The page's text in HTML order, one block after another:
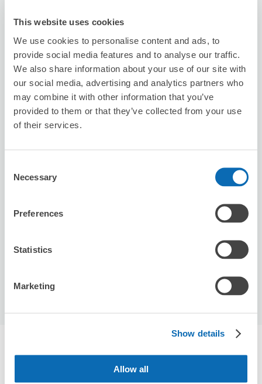
This website uses cookies
We use cookies to personalise content and ads, to
provide social media features and to analyse our traffic.
We also share information about your use of our site with
our social media, advertising and analytics partners who
may combine it with other information that you’ve
provided to them or that they’ve collected from your use
of their services.
Selection
Necessary
Preferences
Statistics
Marketing
Show details
Allow all
Seven-Eleven Higashi-Iwatsuki Station
South
从higashiiwatsuki站步行1分钟。
本日營業時間: 06:00〜00:00
1個投幣式置物櫃
使用ecbo斗篷存放行李